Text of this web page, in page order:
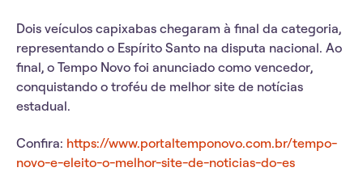
Dois veículos capixabas chegaram à final da categoria,
representando o Espírito Santo na disputa nacional. Ao
final, o Tempo Novo foi anunciado como vencedor,
conquistando o troféu de melhor site de notícias
estadual.
Confira: https://www.portaltemponovo.com.br/tempo-
novo-e-eleito-o-melhor-site-de-noticias-do-es